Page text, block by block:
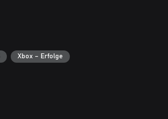
Xbox – Erfolge